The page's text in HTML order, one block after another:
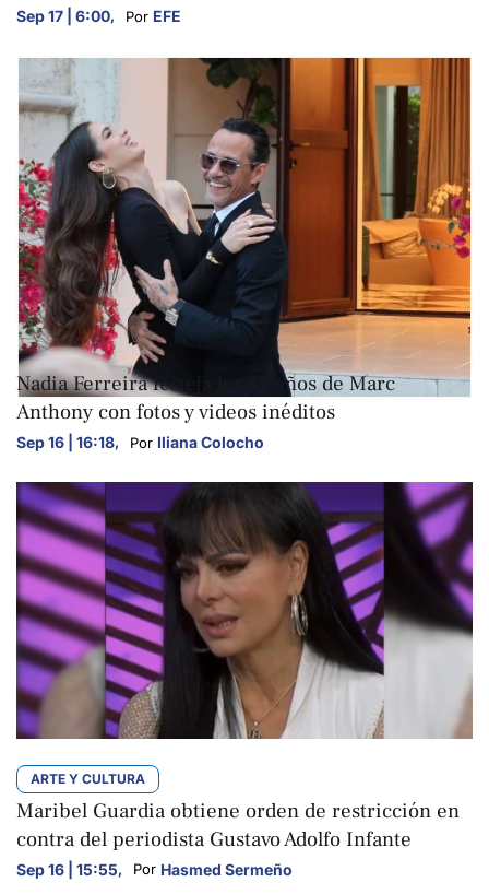
Sep 17 | 6:00, Por EFE
ARTE Y CULTURA
Nadia Ferreira festeja los 57 años de Marc
Anthony con fotos y videos inéditos
Sep 16 | 16:18, Por Iliana Colocho
ARTE Y CULTURA
Maribel Guardia obtiene orden de restricción en
contra del periodista Gustavo Adolfo Infante
Sep 16 | 15:55, Por Hasmed Sermeño